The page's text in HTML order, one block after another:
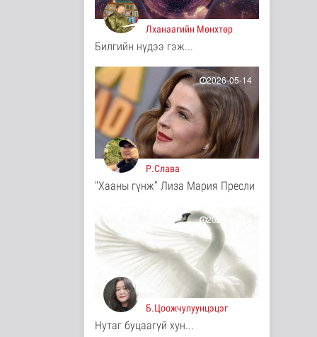
Нийгэм
10 цаг 59 минутын өмнө
Турк, Саудын Араб,
Пакистан улсууд
батлан хамгаа..
Дэлхийд
10 цаг 3 минутын өмнө
"Онцгой
амралт-2026"
реалити шоуны
зургийг авч э..
Нийгэм
Монгол-Оросын
зэвсэгт хүчний
байлдааны
буудлагат..
Нийгэм
10 цаг 8 минутын өмнө
Цагааннуур суманд
23 мянга гаруй га
талбайд тари..
Лханаагийн Мөнхтөр
Билгийн нүдээ гэж...
2026-05-14
Р.Слава
"Хааны гүнж” Лиза Мария Пресли
2026-05-14
Б.Цоожчулуунцэцэг
Нутаг буцаагүй хун...